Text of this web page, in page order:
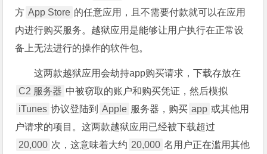
方 App Store 的任意应用，且不需要付款就可以在应用
内进行购买服务。越狱应用是能够让用户执行在正常设
备上无法进行的操作的软件包。
这两款越狱应用会劫持app购买请求，下载存放在
C2 服务器 中被窃取的账户和购买凭证，然后模拟
iTunes 协议登陆到 Apple 服务器，购买 app 或其他用
户请求的项目。这两款越狱应用已经被下载超过
20,000 次，这意味着大约 20,000 名用户正在滥用其他